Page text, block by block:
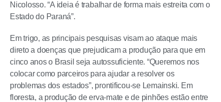
Nicolosso. “A ideia é trabalhar de forma mais estreita com o
Estado do Paraná”.
Em trigo, as principais pesquisas visam ao ataque mais
direto a doenças que prejudicam a produção para que em
cinco anos o Brasil seja autossuficiente. “Queremos nos
colocar como parceiros para ajudar a resolver os
problemas dos estados”, prontificou-se Lemainski. Em
floresta, a produção de erva-mate e de pinhões estão entre